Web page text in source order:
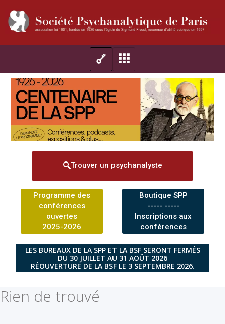
Trouver un psychanalyste
Programme des
conférences
ouvertes
2025-2026
Boutique SPP
----- -----
Inscriptions aux
conférences
LES BUREAUX DE LA SPP ET LA BSF SERONT FERMÉS
DU 30 JUILLET AU 31 AOÛT 2026
RÉOUVERTURE DE LA BSF LE 3 SEPTEMBRE 2026.
Rien de trouvé